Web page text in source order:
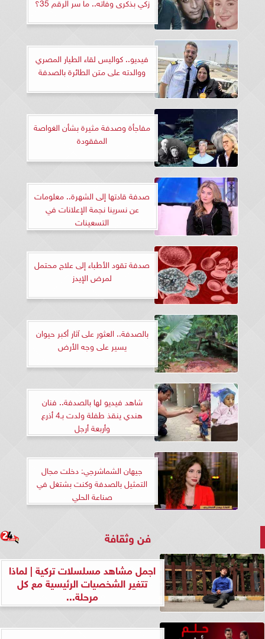
فيديو.. كواليس لقاء الطيار المصري
ووالدته على متن الطائرة بالصدفة
مفاجأة وصدفة مثيرة بشأن الغواصة
المفقودة
صدفة قادتها إلى الشهرة.. معلومات
عن نسرينا نجمة الإعلانات في
التسعينات
صدفة تقود الأطباء إلى علاج محتمل
لمرض الإيدز
بالصدفة.. العثور على آثار أكبر حيوان
يسير على وجه الأرض
شاهد فيديو لها بالصدفة.. فنان
هندي ينقذ طفلة ولدت بـ4 أذرع
وأربعة أرجل
جيهان الشماشرجي: دخلت مجال
التمثيل بالصدفة وكنت بشتغل في
صناعة الحلي
فن وثقافة
اجمل مشاهد مسلسلات تركية | لماذا
تتغير الشخصيات الرئيسية مع كل
مرحلة...